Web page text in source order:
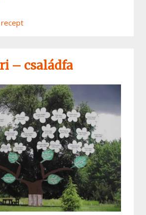
recept
– családfa